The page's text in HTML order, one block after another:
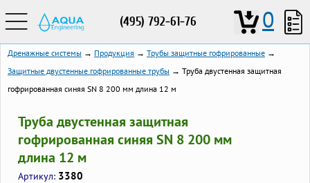
(495) 792-61-76 0
Дренажные системы → Продукция → Трубы защитные гофрированные →
Защитные двустенные гофрированные трубы → Труба двустенная защитная
гофрированная синяя SN 8 200 мм длина 12 м
Труба двустенная защитная
гофрированная синяя SN 8 200 мм
длина 12 м
Артикул: 3380